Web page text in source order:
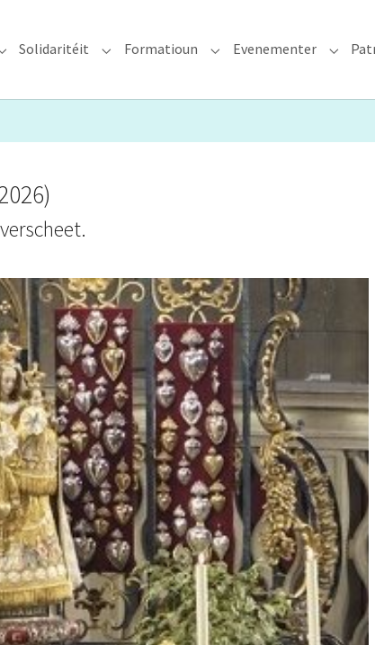
Submenu for "Glawen & Pastoral"
Solidaritéit Submenu for "Solidaritéit"
Formatioun Submenu for
Evenementer